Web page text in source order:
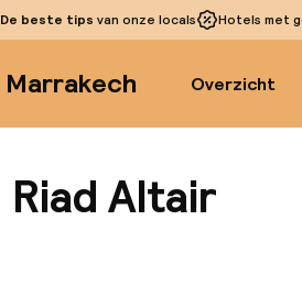
De beste tips van onze locals Hotels met
Marrakech Overzicht
Riad Altair